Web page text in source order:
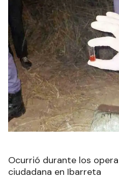
Ocurrió durante los
ciudadana en Ibarreta